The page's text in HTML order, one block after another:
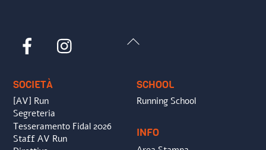
Back
Facebook
SOCIETÀ
[AV] Run
Segreteria
Tesseramento Fidal 2026
Staff AV Run
SCHOOL
Running School
INFO